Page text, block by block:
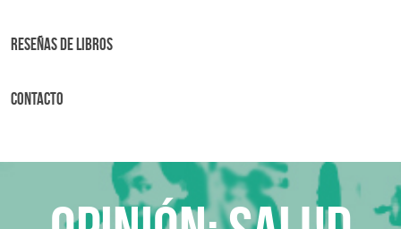
Reseñas de libros
Contacto